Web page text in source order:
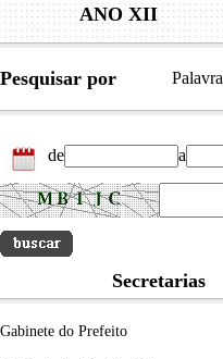
ANO XII
Pesquisar por Palavra
de a
Secretarias
Gabinete do Prefeito